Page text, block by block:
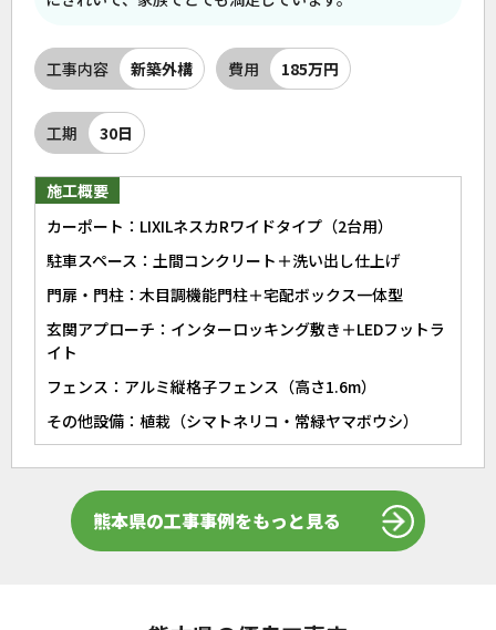
工事内容 新築外構 費用 185万円
工期 30日
施工概要
カーポート：LIXILネスカRワイドタイプ（2台用）
駐車スペース：土間コンクリート＋洗い出し仕上げ
門扉・門柱：木目調機能門柱＋宅配ボックス一体型
玄関アプローチ：インターロッキング敷き＋LEDフットラ
イト
フェンス：アルミ縦格子フェンス（高さ1.6m）
その他設備：植栽（シマトネリコ・常緑ヤマボウシ）
熊本県の工事事例をもっと見る